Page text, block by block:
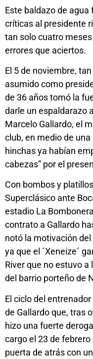
Este baldazo de agua
críticas al presidente
tan solo cuatro
errores que aciertos.
El 5 de noviembre,
asumido como
de 36 años tomó la
darle un espaldarazo
Marcelo Gallardo, el
club, en medio de
hinchas ya habían
cabezas” por el
Con bombos y
Superclásico ante
estadio La
contrato a Gallardo
notó la motivación
ya que el ´Xeneize´
River que no estuvo
del barrio porteño de
El ciclo del
de Gallardo que, tras
hizo una fuerte
cargo el 23 de
puerta de atrás con